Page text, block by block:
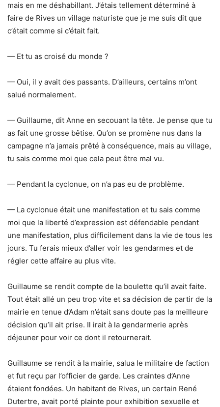
mais en me déshabillant. J’étais tellement déterminé à
faire de Rives un village naturiste que je me suis dit que
c’était comme si c’était fait.
— Et tu as croisé du monde ?
— Oui, il y avait des passants. D’ailleurs, certains m’ont
salué normalement.
— Guillaume, dit Anne en secouant la tête. Je pense que tu
as fait une grosse bêtise. Qu’on se promène nus dans la
campagne n’a jamais prêté à conséquence, mais au village,
tu sais comme moi que cela peut être mal vu.
— Pendant la cyclonue, on n’a pas eu de problème.
— La cyclonue était une manifestation et tu sais comme
moi que la liberté d’expression est défendable pendant
une manifestation, plus difficilement dans la vie de tous les
jours. Tu ferais mieux d’aller voir les gendarmes et de
régler cette affaire au plus vite.
Guillaume se rendit compte de la boulette qu’il avait faite.
Tout était allé un peu trop vite et sa décision de partir de la
mairie en tenue d’Adam n’était sans doute pas la meilleure
décision qu’il ait prise. Il irait à la gendarmerie après
déjeuner pour voir ce dont il retournerait.
Guillaume se rendit à la mairie, salua le militaire de faction
et fut reçu par l’officier de garde. Les craintes d’Anne
étaient fondées. Un habitant de Rives, un certain René
Dutertre, avait porté plainte pour exhibition sexuelle et